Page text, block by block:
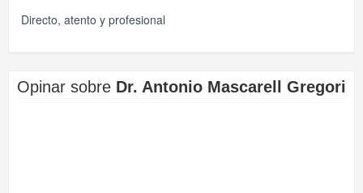
Directo, atento y profesional
Opinar sobre Dr. Antonio Mascarell Gregori